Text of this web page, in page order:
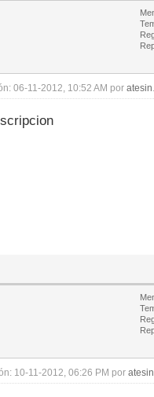
06-11-2012, 10:52 AM por atesin
10-11-2012, 06:26 PM por atesin